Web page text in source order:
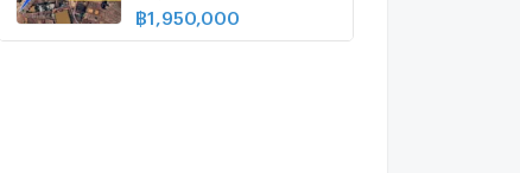
ชุมชนและสิ่งอำนวยความ
฿1,950,000